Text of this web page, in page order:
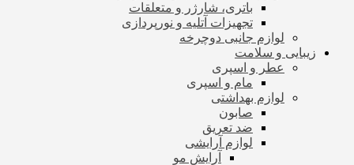
باتری، شارژر و متعلقات
تجهیزات آتلیه و نورپردازی
لوازم جانبی دوچرخه
زیبایی و سلامت
عطر و اسپری
مام و اسپری
لوازم بهداشتی
صابون
ضد تعریق
لوازم آرایشی
آرایش مو